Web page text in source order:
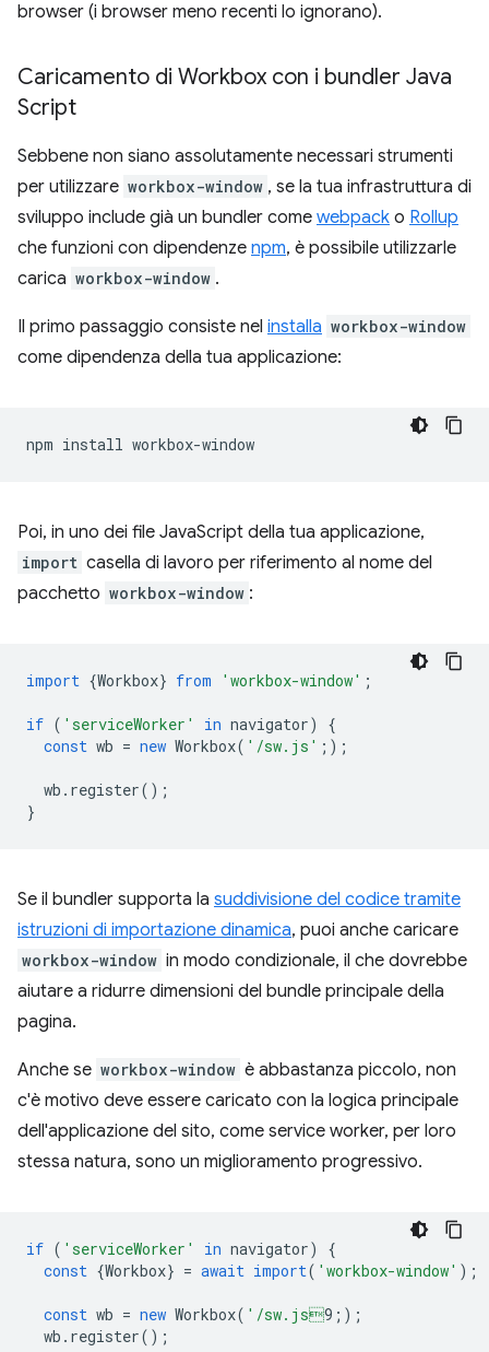
browser (i browser meno recenti lo ignorano).
Caricamento di Workbox con i bundler Java
Script
Sebbene non siano assolutamente necessari strumenti
per utilizzare workbox-window , se la tua infrastruttura di
sviluppo include già un bundler come webpack o Rollup
che funzioni con dipendenze npm, è possibile utilizzarle
carica workbox-window .
Il primo passaggio consiste nel installa workbox-window
come dipendenza della tua applicazione:
npm install
Poi, in uno dei file JavaScript della tua applicazione,
import casella di lavoro per riferimento al nome del
pacchetto workbox-window :
import {Workbox} from 'workbox-window' ;
if ( 'serviceWorker' in navigator)
{
const wb = new Workbox( '/sw.js' ; );
wb . register();
}
Se il bundler supporta la suddivisione del codice tramite
istruzioni di importazione dinamica, puoi anche caricare
workbox-window in modo condizionale, il che dovrebbe
aiutare a ridurre dimensioni del bundle principale della
pagina.
Anche se workbox-window è abbastanza piccolo, non
c'è motivo deve essere caricato con la logica principale
dell'applicazione del sito, come service worker, per loro
stessa natura, sono un miglioramento progressivo.
if ( 'serviceWorker' in navigator)
{
const {Workbox} = await import( 'workbox-window' );
const wb = new Workbox( '/sw.js9; );
wb . register();